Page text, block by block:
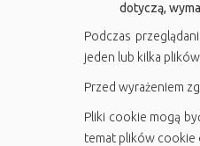
dotyczą,
Podczas
jeden lub kilka
Przed wyrażeniem
Pliki cookie mogą
temat plików cookie